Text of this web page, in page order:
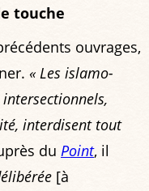
touche
ouvrages,
« Les islamo-
interdisent tout
du Point, il
[à